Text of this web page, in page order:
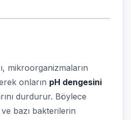
mikroorganizmaların
onların pH dengesini
durdurur. Böylece
bazı bakterilerin